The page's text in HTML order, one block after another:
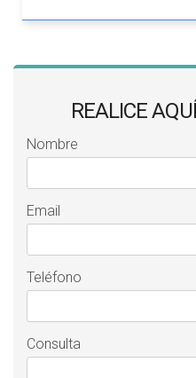
REALICE
Nombre
Email
Teléfono
Consulta